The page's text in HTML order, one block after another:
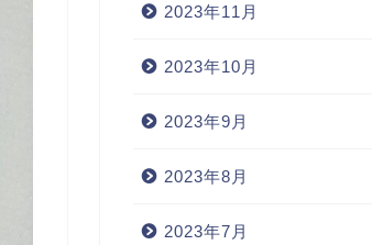
2023年11月
2023年10月
2023年9月
2023年8月
2023年7月